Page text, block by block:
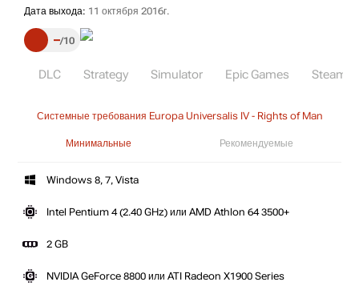
Дата выхода: 11 октября 2016г.
– 10
DLC Strategy Simulator Epic Games Steam
Системные требования Europa Universalis IV - Rights of Man
Минимальные Рекомендуемые
Windows 8, 7, Vista
Intel Pentium 4 (2.40 GHz) или AMD Athlon 64 3500+
2 GB
NVIDIA GeForce 8800 или ATI Radeon X1900 Series